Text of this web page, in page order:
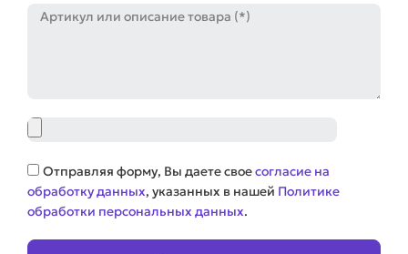
Артикул
Файл
Соглашение
Отправляя форму, Вы даете своесогласие на
обработку данных, указанных в нашей Политике
обработки персональных данных.